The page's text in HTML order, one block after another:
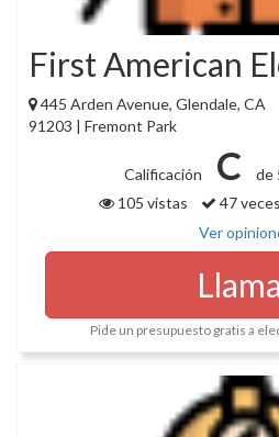
First American
445 Arden Avenue, Glendale, CA
91203 | Fremont Park
Calificación C
de
105 vistas
47
Ver
Pide un presupuesto gratis a